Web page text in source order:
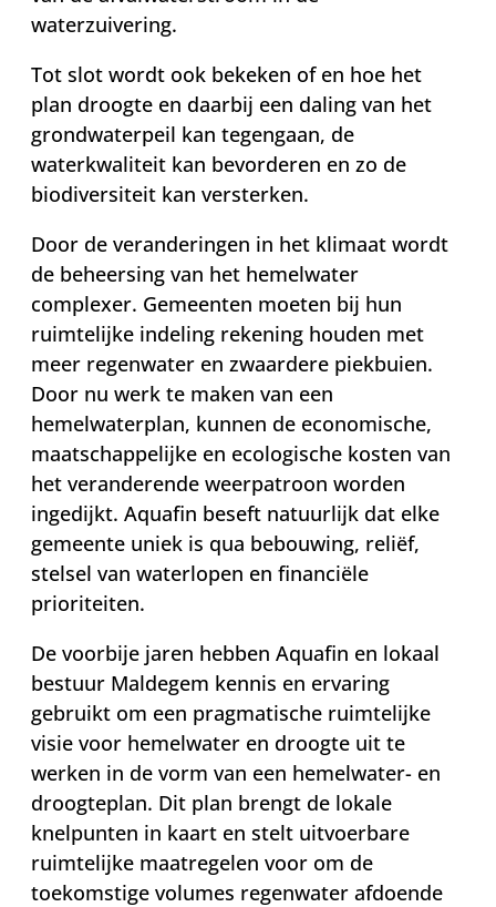
waterzuivering.
Tot slot wordt ook bekeken of en hoe het
plan droogte en daarbij een daling van het
grondwaterpeil kan tegengaan, de
waterkwaliteit kan bevorderen en zo de
biodiversiteit kan versterken.
Door de veranderingen in het klimaat wordt
de beheersing van het hemelwater
complexer. Gemeenten moeten bij hun
ruimtelijke indeling rekening houden met
meer regenwater en zwaardere piekbuien.
Door nu werk te maken van een
hemelwaterplan, kunnen de economische,
maatschappelijke en ecologische kosten van
het veranderende weerpatroon worden
ingedijkt. Aquafin beseft natuurlijk dat elke
gemeente uniek is qua bebouwing, reliëf,
stelsel van waterlopen en financiële
prioriteiten.
De voorbije jaren hebben Aquafin en lokaal
bestuur Maldegem kennis en ervaring
gebruikt om een pragmatische ruimtelijke
visie voor hemelwater en droogte uit te
werken in de vorm van een hemelwater- en
droogteplan. Dit plan brengt de lokale
knelpunten in kaart en stelt uitvoerbare
ruimtelijke maatregelen voor om de
toekomstige volumes regenwater afdoende